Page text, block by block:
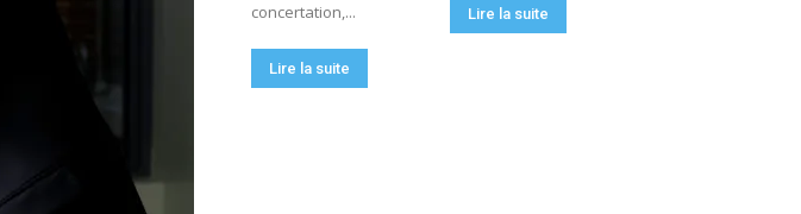
concertation,...
Lire la suite
Lire la suite